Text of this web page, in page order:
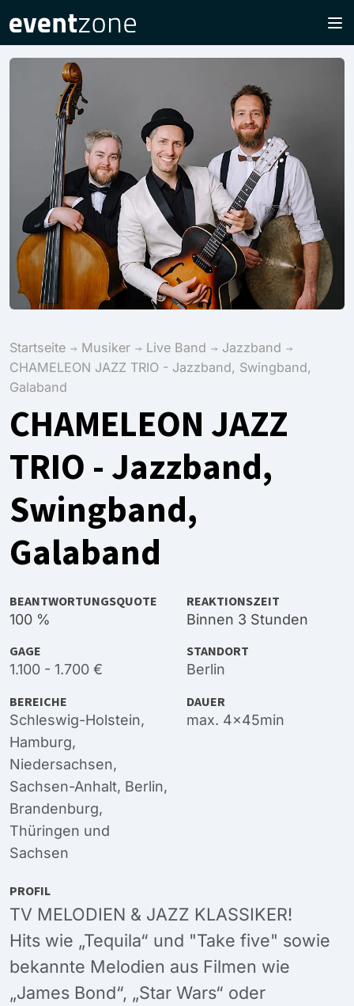
Startseite Musiker Live Band
Jazzband
CHAMELEON JAZZ TRIO - Jazzband, Swingband,
Galaband
CHAMELEON JAZZ
TRIO - Jazzband,
Swingband,
Galaband
BEANTWORTUNGSQUOTE
100 %
REAKTIONSZEIT
Binnen 3 Stunden
GAGE
1.100 - 1.700 €
STANDORT
Berlin
BEREICHE
Schleswig-Holstein,
Hamburg,
Niedersachsen,
Sachsen-Anhalt, Berlin,
Brandenburg,
Thüringen und
Sachsen
DAUER
max. 4x45min
PROFIL
TV MELODIEN & JAZZ KLASSIKER!
Hits wie „Tequila“ und "Take five" sowie
bekannte Melodien aus Filmen wie
„James Bond“, „Star Wars“ oder